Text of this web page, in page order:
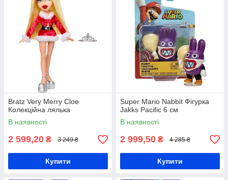
Bratz Very Merry Cloe
Колекційна лялька
В наявності
2 599,20 ₴ 3 249 ₴
Купити
Super Mario Nabbit Фігурка
Jakks Pacific 6 см
В наявності
2 999,50 ₴ 4 285 ₴
Купити